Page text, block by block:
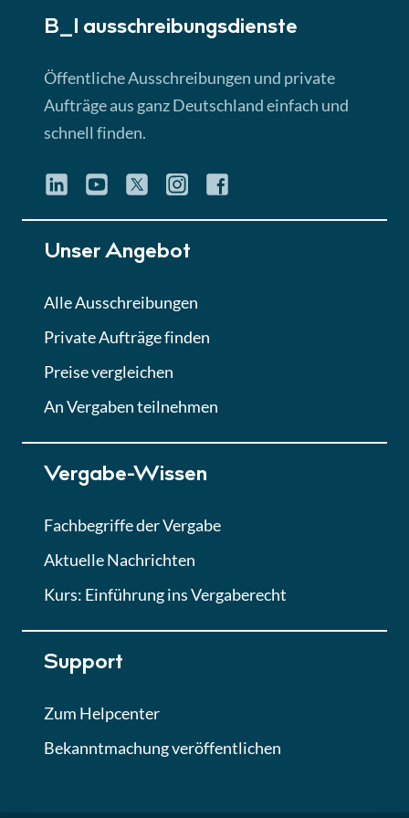
Lektion 3
► 4:31 Min
Quiz
Eignung im Vergabeverfahren
Lektion 6
Abgabe von Angeboten
Lektion
Lektion 7
Finales Quiz
B_I ausschreibungs­dienste
Öffentliche Ausschreibungen und private
Aufträge aus ganz Deutschland einfach und
schnell finden.
Unser Angebot
Alle Ausschreibungen
Private Aufträge finden
Preise vergleichen
An Vergaben teilnehmen
Vergabe-Wissen
Fachbegriffe der Vergabe
Aktuelle Nachrichten
Kurs: Einführung ins Vergaberecht
Support
Zum Helpcenter
Bekanntmachung veröffentlichen